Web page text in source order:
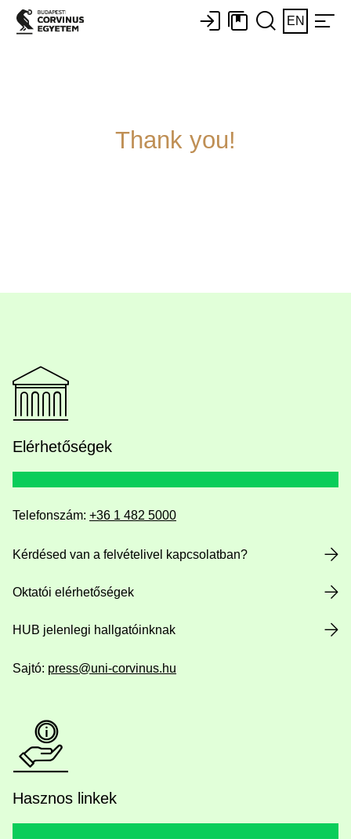
EN
Thank you!
Elérhetőségek
Telefonszám: +36 1 482 5000
Kérdésed van a felvételivel kapcsolatban?
Oktatói elérhetőségek
HUB jelenlegi hallgatóinknak
Sajtó: press@uni-corvinus.hu
Hasznos linkek